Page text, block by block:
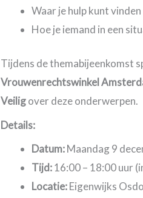
Waar je hulp kunt vinden
Hoe je iemand in een
Tijdens de themabijeenkomst
Vrouwenrechtswinkel
Veiligover deze onderwerpen.
Details:
Datum:Maandag 9
Tijd:16:00 – 18:00 uur
Locatie:Eigenwijks